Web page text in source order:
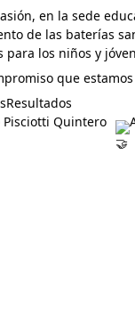
en la sede
de las baterías
para los niños y
que
Quintero